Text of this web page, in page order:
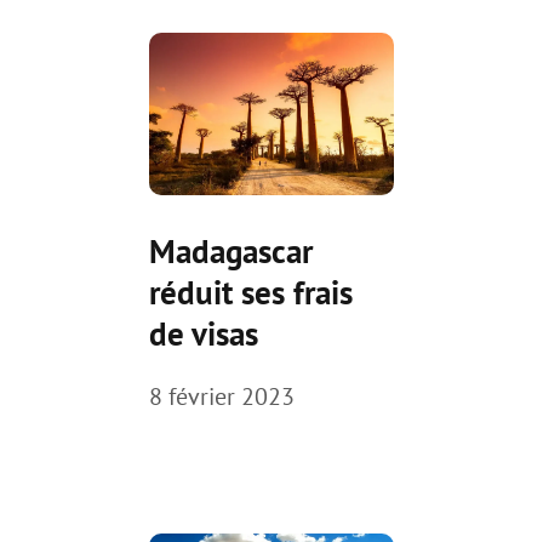
Madagascar
réduit ses frais
de visas
8 février 2023